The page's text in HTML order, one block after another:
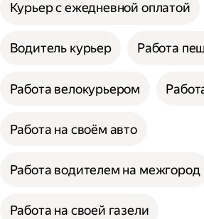
Курьер с ежедневной оплатой
Водитель курьер Работа
Работа велокурьером
Работа на своём авто
Работа водителем на межгород
Работа на своей газели